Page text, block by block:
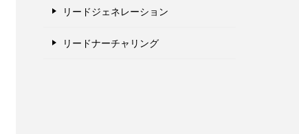
リードジェネレーション
リードナーチャリング